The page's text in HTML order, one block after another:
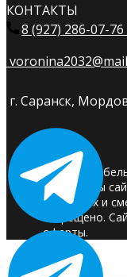
КОНТАКТЫ
8 (927) 286-07-76
г. Саранск,
© 2025.
Материалы
авторских и
запрещено.
оферты.